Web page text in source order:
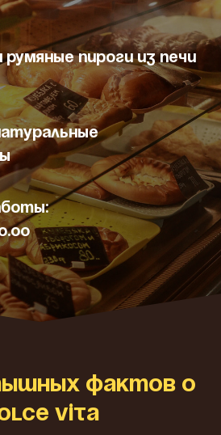
румяные пироги из печи
фактов о
Vita